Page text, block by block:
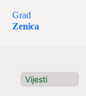
Grad
Zenica
Vijesti